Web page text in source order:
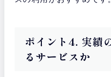
ポイント4. 実績
るサービスか